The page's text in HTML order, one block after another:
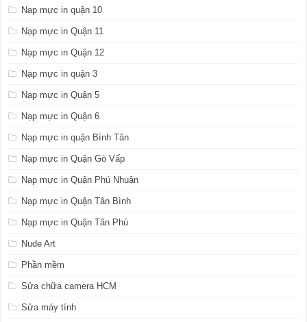
Nạp mực in quận 10
Nạp mực in Quận 11
Nạp mực in Quận 12
Nạp mực in quận 3
Nạp mực in Quận 5
Nạp mực in Quận 6
Nạp mực in quận Bình Tân
Nạp mực in Quận Gò Vấp
Nạp mực in Quận Phú Nhuận
Nạp mực in Quận Tân Bình
Nạp mực in Quận Tân Phú
Nude Art
Phần mềm
Sửa chữa camera HCM
Sửa máy tính